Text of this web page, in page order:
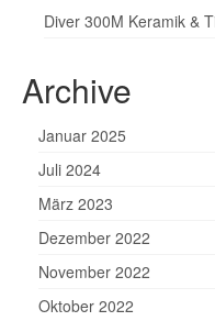
Diver 300M Keramik &
Archive
Januar 2025
Juli 2024
März 2023
Dezember 2022
November 2022
Oktober 2022